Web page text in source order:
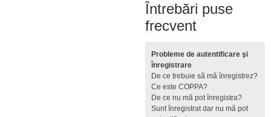
Întrebări puse
frecvent
Probleme de autentificare şi
înregistrare
De ce trebuie să mă înregistrez?
Ce este COPPA?
De ce nu mă pot înregistra?
Sunt înregistrat dar nu mă pot